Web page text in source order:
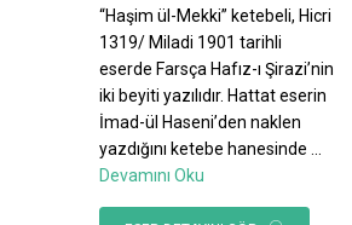
“Haşim ül-Mekki” ketebeli, Hicri
1319/ Miladi 1901 tarihli
eserde Farsça Hafız-ı Şirazi’nin
iki beyiti yazılıdır. Hattat eserin
İmad-ül Haseni’den naklen
yazdığını ketebe hanesinde
Devamını Oku